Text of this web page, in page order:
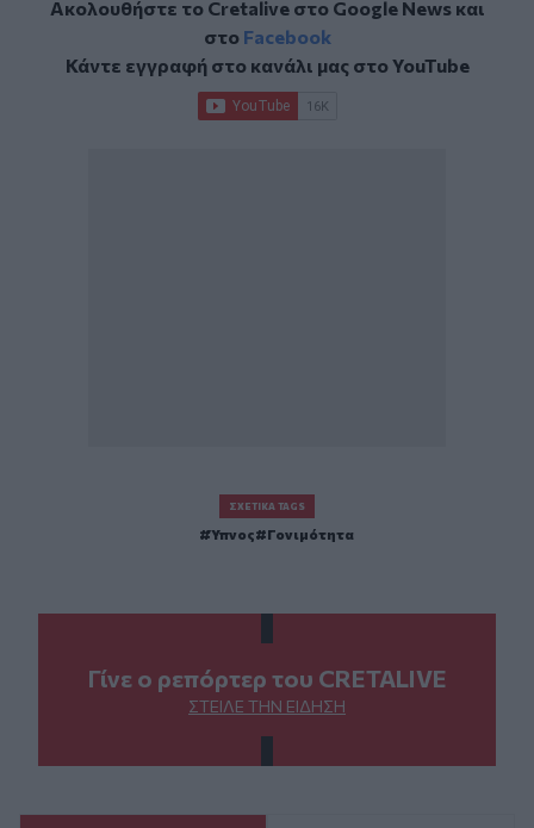
Ακολουθήστε το Cretalive στο Google Newsκαι
στο Facebook
Κάντε εγγραφή στο κανάλι μας στοYouTube
ΣΧΕΤΙΚΆ TAGS
Ύπνος Γονιμότητα
Γίνε ο ρεπόρτερ του CRETALIVE
ΣΤΕΊΛΕ ΤΗΝ ΕΊΔΗΣΗ